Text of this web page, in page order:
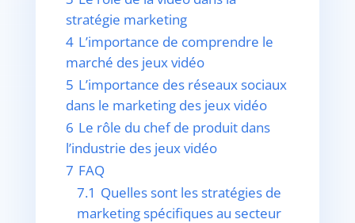
stratégie marketing
4 L’importance de comprendre le
marché des jeux vidéo
5 L’importance des réseaux sociaux
dans le marketing des jeux vidéo
6 Le rôle du chef de produit dans
l’industrie des jeux vidéo
7 FAQ
7.1 Quelles sont les stratégies de
marketing spécifiques au secteur